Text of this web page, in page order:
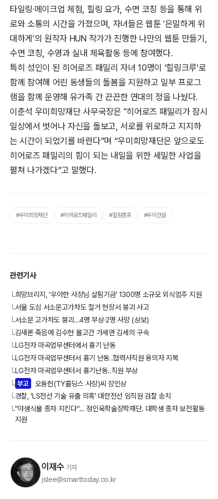
타일링·메이크업 체험, 힐링 요가, 수면 코칭 등을 통해 위
로와 소통의 시간을 가졌으며, 자녀들은 웹툰 '은밀하게 위
대하게'의 원작자 HUN 작가가 진행한 나만의 웹툰 만들기,
수면 코칭, 수영과 실내 체육활동 등에 참여했다.
특히 성인이 된 히어로즈 패밀리 자녀 10명이 ‘힐링크루’로
함께 참여해 어린 동생들의 돌봄을 지원하고 일부 프로그
램을 함께 운영해 유가족 간 끈끈한 연대의 정을 나눴다.
이춘석 우미희망재단 사무국장은 "히어로즈 패밀리가 잠시
일상에서 벗어나 자신을 돌보고, 서로를 위로하고 지지하
는 시간이 되었기를 바란다”며 “우미희망재단은 앞으로도
히어로즈 패밀리의 힘이 되는 내일을 위한 세밀한 사업을
펼쳐 나가겠다”고 말했다.
#우미희망재단 #히어로즈패밀리 #힐림캠프 #우미건설
관련기사
└희망브리지, '우아한 사장님 살핌기금' 1300명 소규모 외식업주 지원
└서울 도심 서소문고가차도 철거 현장서 붕괴 사고
└서소문 고가차도 붕괴...4명 부상·2명 사망 (상보)
└김새론 죽음에 김수현 몰고간 가세연 김세의 구속
└LG전자 마곡업무센터에서 흉기 난동
└LG전자 마곡업무센터서 흉기 난동..협력사직원 용의자 지목
└LG전자 마곡업무센터서 흉기난동..직원 부상
└ 부고 오동헌(TY홀딩스 사장)씨 장인상
└경찰, 'LS전선 기술 유출 의혹' 대한전선 임직원 검찰 송치
└"야생식물 종자 지킨다"... 정인욱학술장학재단. 대학생 종자 보전활동
지원
이재수 기자
jslee@smarttoday.co.kr